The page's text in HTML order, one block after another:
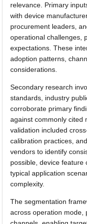
relevance. Primary
with device
procurement leaders,
operational challenges,
expectations. These
adoption patterns,
considerations.
Secondary research
standards, industry
corroborate primary
against commonly cited
validation included
calibration practices,
vendors to identify
possible, device feature
typical application
complexity.
The segmentation
across operation mode,